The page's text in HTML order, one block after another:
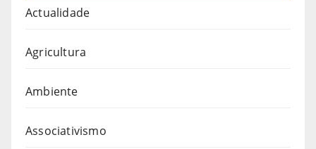
Actualidade
Agricultura
Ambiente
Associativismo